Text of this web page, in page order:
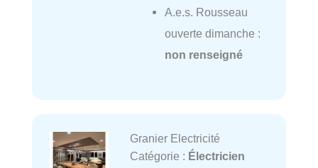
A.e.s. Rousseau
ouverte dimanche :
non renseigné
Granier Electricité
Catégorie : Électricien